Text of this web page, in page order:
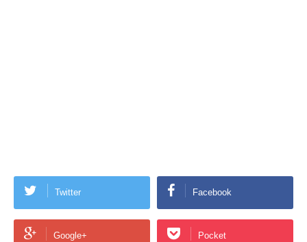
Twitter Facebook
Google+ Pocket